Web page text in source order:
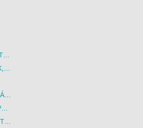
KÖZVETLEN TENGERPARTI SZÁLLÁSOK
ALL INCLUSIVE UTAZÁSOK, NYARALÁSOK
BUSZOS VÁROSLÁTOGATÁSOK
BUSZOS GYEREKBARÁT PROGRAMOK
BUSZOS TÚRÁK, GYALOGTÚRÁK